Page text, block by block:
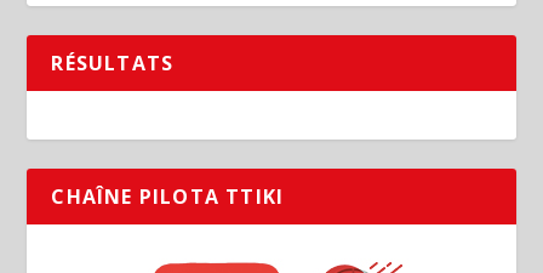
RÉSULTATS
CHAÎNE PILOTA TTIKI